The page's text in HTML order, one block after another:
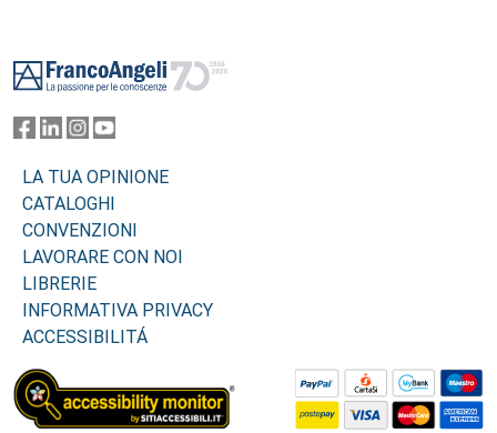
LA TUA OPINIONE
CATALOGHI
CONVENZIONI
LAVORARE CON NOI
LIBRERIE
INFORMATIVA PRIVACY
ACCESSIBILITÁ